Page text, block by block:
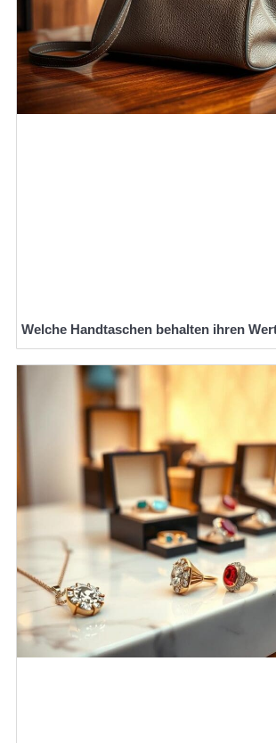
Welche Handtaschen behalten ihren